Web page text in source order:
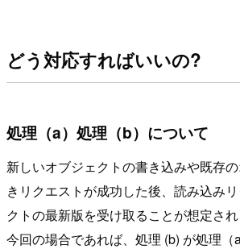
どう対応すればいいの?
処理（a）処理（b）について
新しいオブジェクトの書き込みや既存
きリクエストが成功した後、読み込み
クトの最新版を受け取ることが想定され
今回の場合であれば、処理 (b) が処理